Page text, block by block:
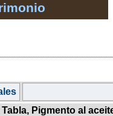
Tabla, Pigmento al